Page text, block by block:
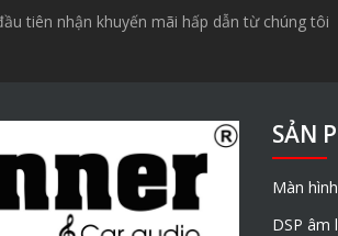
tiên nhận khuyến mãi hấp dẫn từ chúng tôi
SẢN
Màn
DSP âm